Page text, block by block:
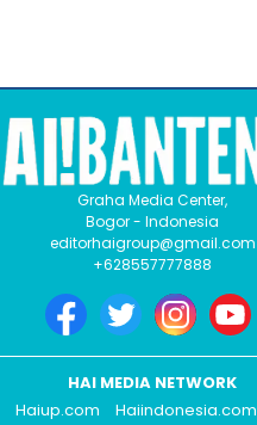
Graha Media Center,
Bogor - Indonesia
editorhaigroup@gmail.com
+628557777888
HAI MEDIA NETWORK
Haiup.com Haiindonesia.com